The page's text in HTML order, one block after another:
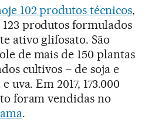
102 produtos técnicos,
produtos formulados
ativo glifosato. São
de mais de 150 plantas
cultivos – de soja e
uva. Em 2017, 173.000
foram vendidas no
.